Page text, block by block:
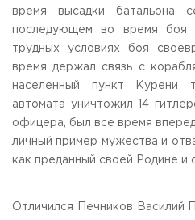
время высадки батальона
последующем во время боя
трудных условиях боя
время держал связь с
населенный пункт Курени
автомата уничтожил 14
офицера, был все время
личный пример мужества и
как преданный своей Родине и
Отличился Печников Василий